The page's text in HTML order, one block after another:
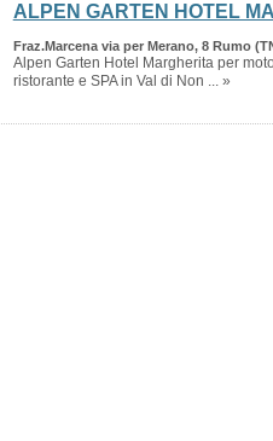
ALPEN GARTEN HOTEL
Fraz.Marcena via per Merano, 8 Rumo
Alpen Garten Hotel Margherita per
ristorante e SPA in Val di Non ... »